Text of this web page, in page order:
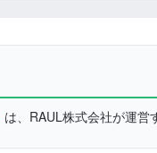
は、RAUL株式会社が運営